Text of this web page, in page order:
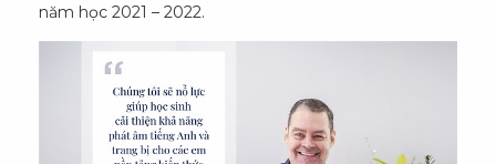
năm học 2021 – 2022.